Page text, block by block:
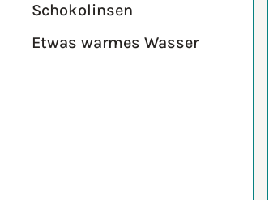
Schokolinsen
Etwas warmes Wasser